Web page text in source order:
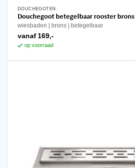
DOUCHEGOTEN
Douchegoot betegelbaar rooster brons
wiesbaden brons betegelbaar
vanaf 169,-
op voorraad
Dit
product